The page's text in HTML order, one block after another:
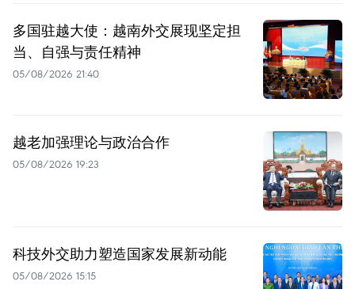
多国驻越大使：越南外交展现坚定担
当、自强与责任精神
05/08/2026 21:40
越老加强理论与政治合作
05/08/2026 19:23
科技外交助力塑造国家发展新动能
05/08/2026 15:15